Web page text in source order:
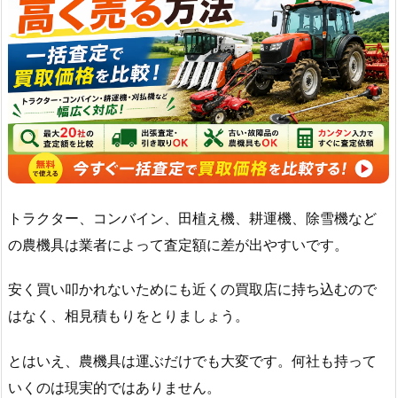
トラクター、コンバイン、田植え機、耕運機、除雪機など
の農機具は業者によって査定額に差が出やすいです。
安く買い叩かれないためにも近くの買取店に持ち込むので
はなく、相見積もりをとりましょう。
とはいえ、農機具は運ぶだけでも大変です。何社も持って
いくのは現実的ではありません。